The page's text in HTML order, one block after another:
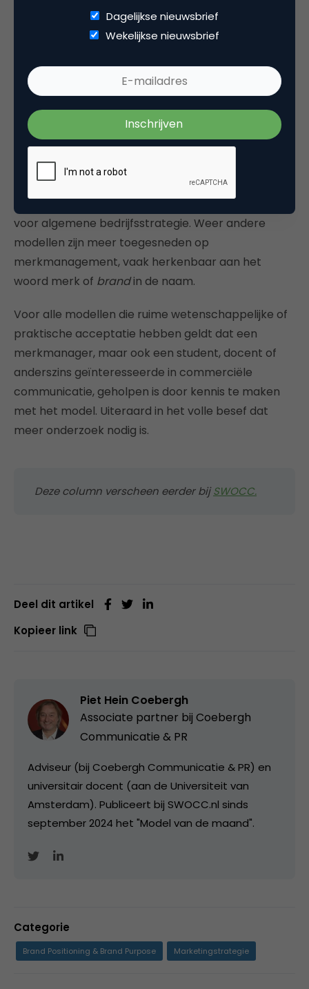
blijken onverminderd van kracht. Andere modellen
zijn nog jong, en helpen op een nieuwe manier naar
commerciële bureaus en missen soms aan
controleerbaarheid wat ze aan beloftes en
aantrekkingskracht teveel kunnen hebben. Andere
modellen kunnen juist door hun academische
degelijkheid en nuance een merkmanager
afschrikken. Sommige modellen hebben een scope
die een eind voorbij merkmanagement gaat, zoals
diverse positioneringsmodellen die zijn ontwikkeld
voor algemene bedrijfsstrategie. Weer andere
modellen zijn meer toegesneden op
merkmanagement, vaak herkenbaar aan het
woord merk of brandin de naam.
Voor alle modellen die ruime wetenschappelijke of
praktische acceptatie hebben geldt dat een
merkmanager, maar ook een student, docent of
anderszins geïnteresseerde in commerciële
communicatie, geholpen is door kennis te maken
met het model. Uiteraard in het volle besef dat
meer onderzoek nodig is.
Deze column verscheen eerder bijSWOCC.
Deel dit artikel
Kopieer link
Piet Hein Coebergh
Associate partner bij Coebergh
Communicatie & PR
Adviseur (bij Coebergh Communicatie & PR) en
universitair docent (aan de Universiteit van
Amsterdam). Publiceert bij SWOCC.nl sinds
september 2024 het "Model van de maand".
Categorie
Brand Positioning & Brand Purpose Marketingstrategie
Dagelijkse nieuwsbrief
Wekelijkse nieuwsbrief